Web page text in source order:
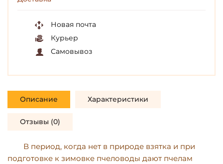
Новая почта
Курьер
Самовывоз
Описание Характеристики
Отзывы (0)
В период, когда нет в природе взятка и при
подготовке к зимовке пчеловоды дают пчелам